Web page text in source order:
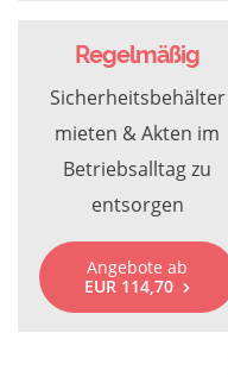
Regelmäßig
Sicherheitsbehälter
mieten & Akten im
Betriebsalltag zu
entsorgen
Angebote ab
EUR 114,70